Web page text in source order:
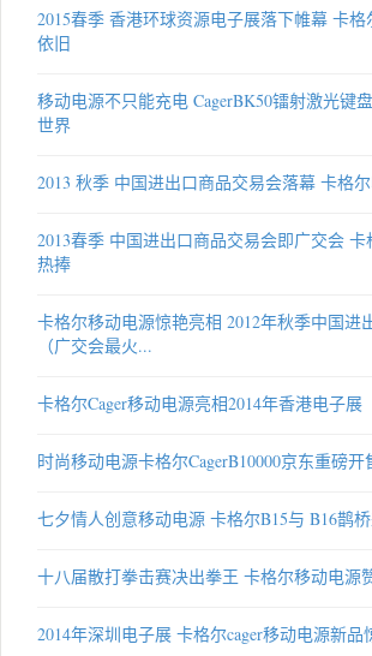
2015春季 香港环球资源电子展落下帷幕 卡
依旧
移动电源不只能充电 CagerBK50镭射激光键
世界
2013 秋季 中国进出口商品交易会落幕 卡格
2013春季 中国进出口商品交易会即广交会
热捧
卡格尔移动电源惊艳亮相 2012年秋季中国进
（广交会最火...
卡格尔Cager移动电源亮相2014年香港电子展
时尚移动电源卡格尔CagerB10000京东重磅开
七夕情人创意移动电源 卡格尔B15与 B16鹊
十八届散打拳击赛决出拳王 卡格尔移动电源
2014年深圳电子展 卡格尔cager移动电源新品